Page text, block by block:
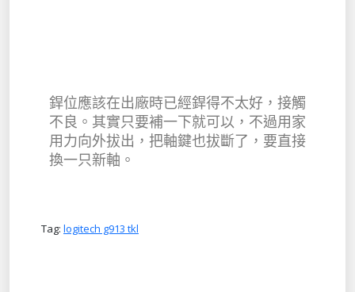
銲位應該在出廠時已經銲得不太好，接觸
不良。其實只要補一下就可以，不過用家
用力向外拔出，把軸鍵也拔斷了，要直接
換一只新軸。
Tag: logitech g913 tkl